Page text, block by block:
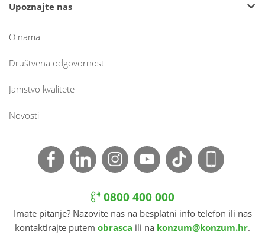
Upoznajte nas
O nama
Društvena odgovornost
Jamstvo kvalitete
Novosti
0800 400 000
Imate pitanje? Nazovite nas na besplatni info telefon ili nas
kontaktirajte putem obrasca ili na konzum@konzum.hr.